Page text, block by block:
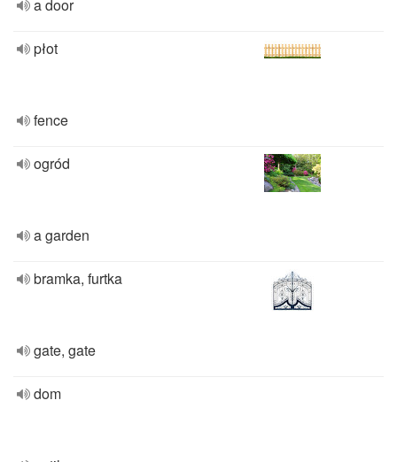
a door
płot
fence
ogród
a garden
bramka, furtka
gate, gate
dom